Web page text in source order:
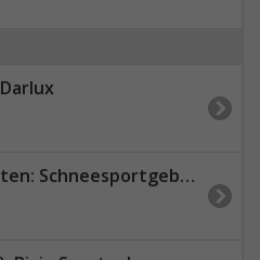
Schneesportgebiet Darlux